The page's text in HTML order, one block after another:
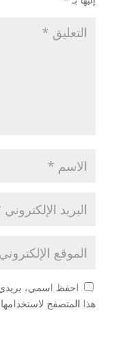
احفظ اسمي، بريدي
هذا المتصفح